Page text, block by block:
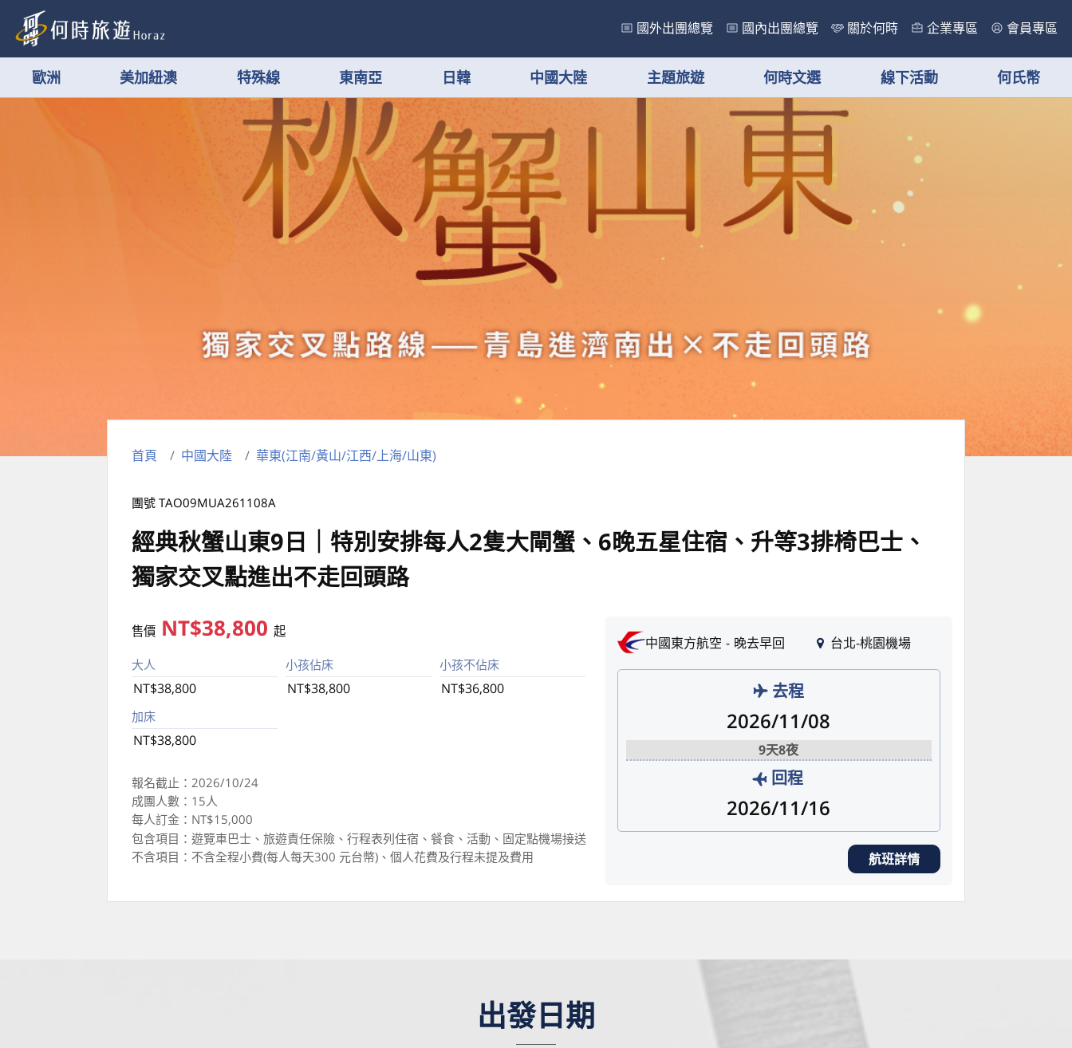
國外出團總覽 國內出團總覽 關於何時 企業專區 會員專區
歐洲 美加紐澳 特殊線 東南亞 日韓 中國大陸 主題旅遊 何時文選 線下活動 何氏幣
首頁 中國大陸 華東(江南/黃山/江西/上海/山東)
團號 TAO09MUA261108A
經典秋蟹山東9日｜特別安排每人2隻大閘蟹、6晚五星住宿、升等3排椅巴士、
獨家交叉點進出不走回頭路
售價 NT$38,800起
大人
NT$38,800
小孩佔床
NT$38,800
小孩不佔床
NT$36,800
加床
NT$38,800
報名截止：2026/10/24
成團人數：15人
每人訂金：NT$15,000
包含項目：遊覽車巴士、旅遊責任保險、行程表列住宿、餐食、活動、固定點機場接送
不含項目：不含全程小費(每人每天300 元台幣)、個人花費及行程未提及費用
中國東方航空 晚去早回 台北-桃園機場
去程
2026/11/08
9天8夜
回程
2026/11/16
航班詳情
出發日期